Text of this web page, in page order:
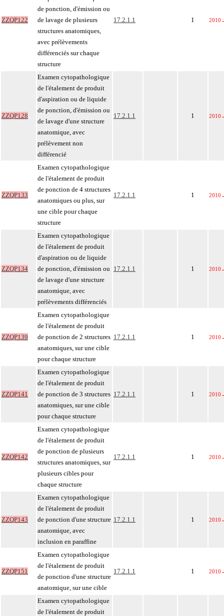
ZZQP122
de ponction, d'émission ou
de lavage de plusieurs
structures anatomiques,
avec prélèvements
différenciés sur chaque
structure
17.2.1.1 1 2010
ZZQP128
Examen cytopathologique
de l'étalement de produit
d'aspiration ou de liquide
de ponction, d'émission ou
de lavage d'une structure
anatomique, avec
prélèvement non
différencié
17.2.1.1 1 2010
ZZQP133
Examen cytopathologique
de l'étalement de produit
de ponction de 4 structures
anatomiques ou plus, sur
une cible pour chaque
structure
17.2.1.1 1 2010
ZZQP134
Examen cytopathologique
de l'étalement de produit
d'aspiration ou de liquide
de ponction, d'émission ou
de lavage d'une structure
anatomique, avec
prélèvements différenciés
17.2.1.1 1 2010
ZZQP139
Examen cytopathologique
de l'étalement de produit
de ponction de 2 structures
anatomiques, sur une cible
pour chaque structure
17.2.1.1 1 2010
ZZQP141
Examen cytopathologique
de l'étalement de produit
de ponction de 3 structures
anatomiques, sur une cible
pour chaque structure
17.2.1.1 1 2010
ZZQP142
Examen cytopathologique
de l'étalement de produit
de ponction de plusieurs
structures anatomiques, sur
plusieurs cibles pour
chaque structure
17.2.1.1 1 2010
ZZQP143
Examen cytopathologique
de l'étalement de produit
de ponction d'une structure
anatomique, avec
inclusion en paraffine
17.2.1.1 1 2010
ZZQP151
Examen cytopathologique
de l'étalement de produit
de ponction d'une structure
anatomique, sur une cible
17.2.1.1 1 2010
Examen cytopathologique
de l'étalement de produit